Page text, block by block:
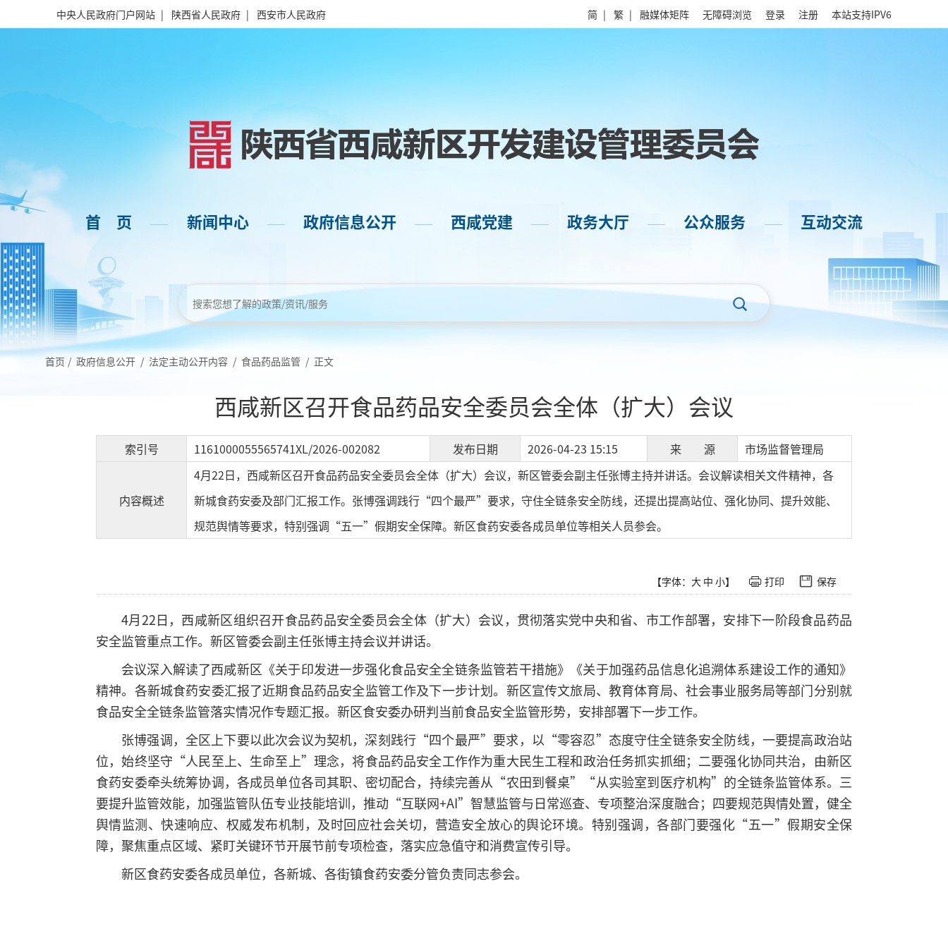
中央人民政府门户网站 | 陕西省人民政府 | 西安市人民政府 简 | 繁 | 融媒体矩阵 无障碍浏览 登录 注册 本站支持IPV6
首 页 —— 新闻中心 —— 政府信息公开 —— 西咸党建 —— 政务大厅 —— 公众服务 —— 互动交流
首页 / 政府信息公开 / 法定主动公开内容 / 食品药品监管 / 正文
西咸新区召开食品药品安全委员会全体（扩大）会议
索引号 1161000055565741XL/2026-002082 发布日期 2026-04-23 15:15 来 源 市场监督管理局
内容概述
4月22日，西咸新区召开食品药品安全委员会全体（扩大）会议，新区管委会副主任张博主持并讲话。会议解读相关文件精神，各
新城食药安委及部门汇报工作。张博强调践行“四个最严”要求，守住全链条安全防线，还提出提高站位、强化协同、提升效能、
规范舆情等要求，特别强调“五一”假期安全保障。新区食药安委各成员单位等相关人员参会。
【字体： 大 中 小】 打印 保存
4月22日，西咸新区组织召开食品药品安全委员会全体（扩大）会议，贯彻落实党中央和省、市工作部署，安排下一阶段食品药品
安全监管重点工作。新区管委会副主任张博主持会议并讲话。
会议深入解读了西咸新区《关于印发进一步强化食品安全全链条监管若干措施》《关于加强药品信息化追溯体系建设工作的通知》
精神。各新城食药安委汇报了近期食品药品安全监管工作及下一步计划。新区宣传文旅局、教育体育局、社会事业服务局等部门分别就
食品安全全链条监管落实情况作专题汇报。新区食安委办研判当前食品安全监管形势，安排部署下一步工作。
张博强调，全区上下要以此次会议为契机，深刻践行“四个最严”要求，以“零容忍”态度守住全链条安全防线，一要提高政治站
位，始终坚守“人民至上、生命至上”理念，将食品药品安全工作作为重大民生工程和政治任务抓实抓细；二要强化协同共治，由新区
食药安委牵头统筹协调，各成员单位各司其职、密切配合，持续完善从“农田到餐桌”“从实验室到医疗机构”的全链条监管体系。三
要提升监管效能，加强监管队伍专业技能培训，推动“互联网+AI”智慧监管与日常巡查、专项整治深度融合；四要规范舆情处置，健全
舆情监测、快速响应、权威发布机制，及时回应社会关切，营造安全放心的舆论环境。特别强调，各部门要强化“五一”假期安全保
障，聚焦重点区域、紧盯关键环节开展节前专项检查，落实应急值守和消费宣传引导。
新区食药安委各成员单位，各新城、各街镇食药安委分管负责同志参会。